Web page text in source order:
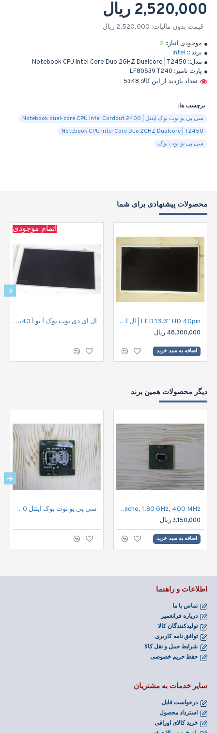
موجودی انبار:: 2
برند :: Intel
مدل:: Notebook CPU Intel Core Duo 2GHZ Dualcore | T2450
پارت نامبر: LF80539 T240
تعداد بازدید از این کالا: 5348
2,520,000 ریال
قیمت بدون مالیات: 2,520,000 ریال
برچسب ها:
سی پی یو نوت بوک اینتل | Notebook dual-core CPU Intel Cordout 2400
Notebook CPU Intel Core Duo 2GHZ Dualcore | T2450
سی پی یو نوت بوک
محصولات پیشنهادی برای شما
LED 13.3" HD 40pin | ال ای دی نوت بوک اچ دی 40پین
48,300,000 ریال
اضافه به سبد خرید
اتمام موجودی
ال ای دی نوت بوک آ یو اُ 40پین |LED 15.6" HD 40pin
دیگر محصولات همین برند
CPU Notebook Intel pentium 2M Cache, 1.80 GHz, 400 MHz/ سی پی یو اینتل نوت بوک
3,150,000 ریال
اضافه به سبد خرید
سی پی یو نوت بوک اینتل Notbook CPU Genuine Intel Pentium P6200 | P6200
اطلاعات و راهنما
تماس با ما
درباره فراتعمیر
تولیدکنندگان کالا
توافق نامه کاربری
شرایط حمل و نقل کالا
حفظ حریم خصوصی
سایر خدمات به مشتریان
درخواست فایل
استرداد محصول
خرید کالای اوراقی